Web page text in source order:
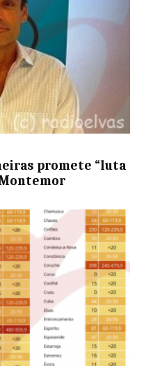
promete “luta